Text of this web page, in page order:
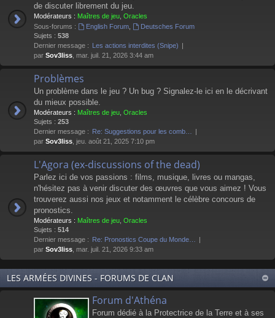
de discuter librement du jeu.
Modérateurs : Maîtres de jeu Oracles
Sous-forums :
English Forum,
Deutsches Forum
Sujets : 538
Dernier message : Les actions interdites (Snipe)
par Sov3liss , mar. juil. 21, 2026 3:44 am
Problèmes
Un problème dans le jeu ? Un bug ? Signalez-le ici en le décrivant
du mieux possible.
Modérateurs : Maîtres de jeu Oracles
Sujets : 253
Dernier message : Re: Suggestions pour les comb…
par Sov3liss , jeu. août 21, 2025 7:10 pm
L'Agora (ex-discussions of the dead)
Parlez ici de vos passions : films, musique, livres ou mangas,
n'hésitez pas à venir discuter des œuvres que vous aimez ! Vous
trouverez aussi nos jeux et notamment le célèbre concours de
pronostics.
Modérateurs : Maîtres de jeu Oracles
Sujets : 514
Dernier message : Re: Pronostics Coupe du Monde…
par Sov3liss , mar. juil. 21, 2026 9:33 am
LES ARMÉES DIVINES - FORUMS DE CLAN
Forum d'Athéna
Forum dédié à la Protectrice de la Terre et à ses